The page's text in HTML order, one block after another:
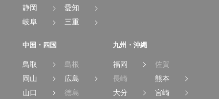
静岡
愛知
岐阜
三重
中国・四国
鳥取
島根
岡山
広島
山口
徳島
九州・沖縄
福岡
佐賀
長崎
熊本
大分
宮崎